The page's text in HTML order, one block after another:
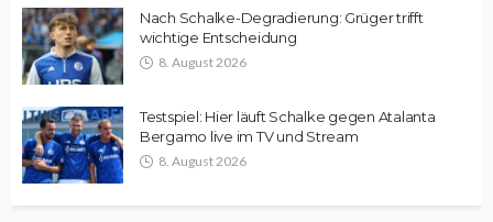
Nach Schalke-Degradierung: Grüger trifft
wichtige Entscheidung
8. August 2026
Testspiel: Hier läuft Schalke gegen Atalanta
Bergamo live im TV und Stream
8. August 2026